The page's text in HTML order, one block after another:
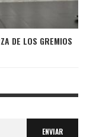
DE LOS GREMIOS